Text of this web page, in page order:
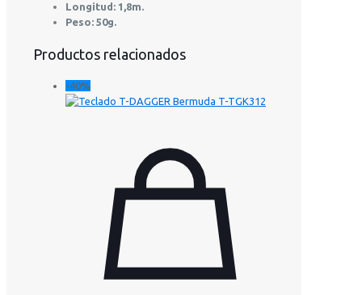
Longitud: 1,8m.
Peso: 50g.
Productos relacionados
-40%